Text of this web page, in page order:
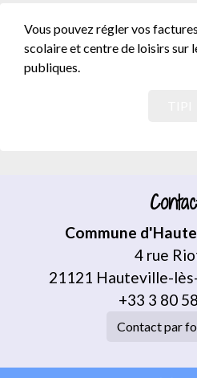
Vous pouvez régler vos
scolaire et centre de loisirs sur
publiques.
Commune
4 rue
21121 Hauteville-
+33 3 80
Contact par